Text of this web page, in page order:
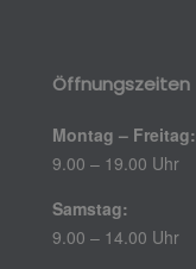
Öffnungszeiten
Montag – Freitag:
9.00 – 19.00 Uhr
Samstag:
9.00 – 14.00 Uhr